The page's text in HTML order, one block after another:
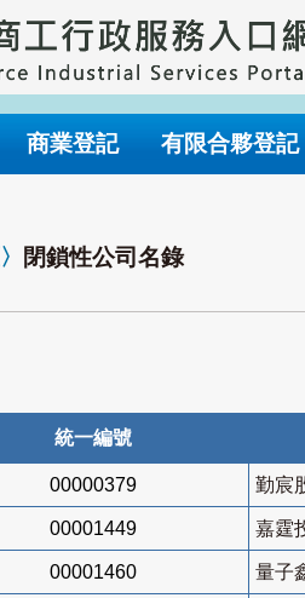
商業登記 有限合夥登記
〉 閉鎖性公司名錄
統一編號
00000379 勤宸
00001449 嘉霆
00001460 量子